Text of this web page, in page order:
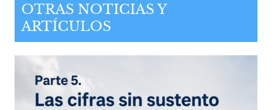
OTRAS NOTICIAS Y
ARTÍCULOS